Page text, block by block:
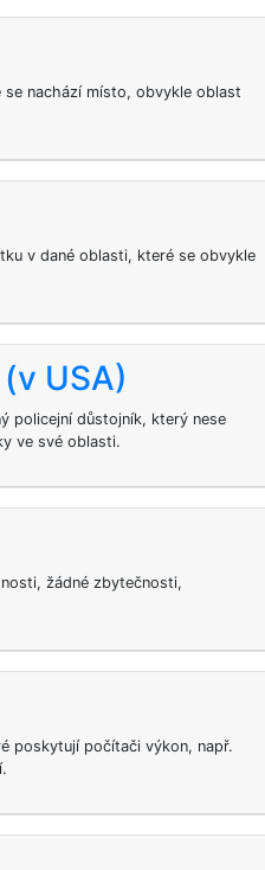
nachází místo, obvykle oblast
v dané oblasti, které se obvykle
USA)
policejní důstojník, který nese
ve své oblasti.
žádné zbytečnosti,
poskytují počítači výkon, např.